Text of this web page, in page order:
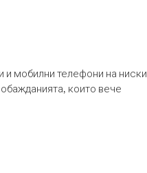
и мобилни телефони на ниски
които вече